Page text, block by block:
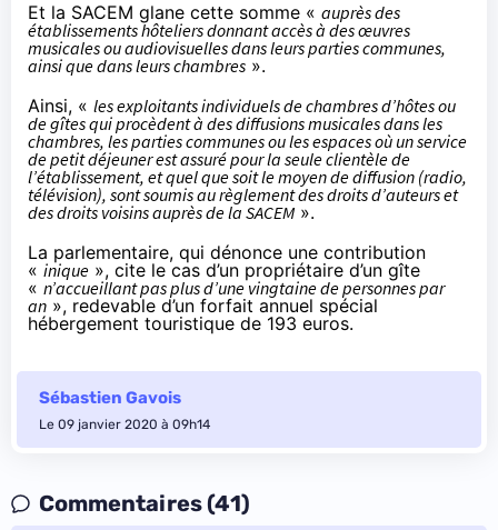
Et la SACEM glane cette somme « auprès des
établissements hôteliers donnant accès à des œuvres
musicales ou audiovisuelles dans leurs parties communes,
ainsi que dans leurs chambres ».
Ainsi, « les exploitants individuels de chambres d’hôtes ou
de gîtes qui procèdent à des diffusions musicales dans les
chambres, les parties communes ou les espaces où un service
de petit déjeuner est assuré pour la seule clientèle de
l’établissement, et quel que soit le moyen de diffusion (radio,
télévision), sont soumis au règlement des droits d’auteurs et
des droits voisins auprès de la SACEM».
La parlementaire, qui dénonce une contribution
« inique », cite le cas d’un propriétaire d’un gîte
« n’accueillant pas plus d’une vingtaine de personnes par
an », redevable d’un forfait annuel spécial
hébergement touristique de 193 euros.
Sébastien Gavois
Le 09 janvier 2020 à 09h14
Commentaires (41)